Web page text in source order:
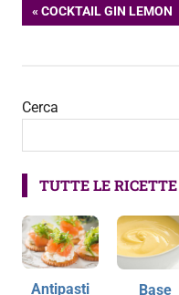
Navigazione
ARTICOLO
PRECEDENTE:
COCKTAIL GIN LEMON
Cerca
TUTTE LE
Antipasti Base